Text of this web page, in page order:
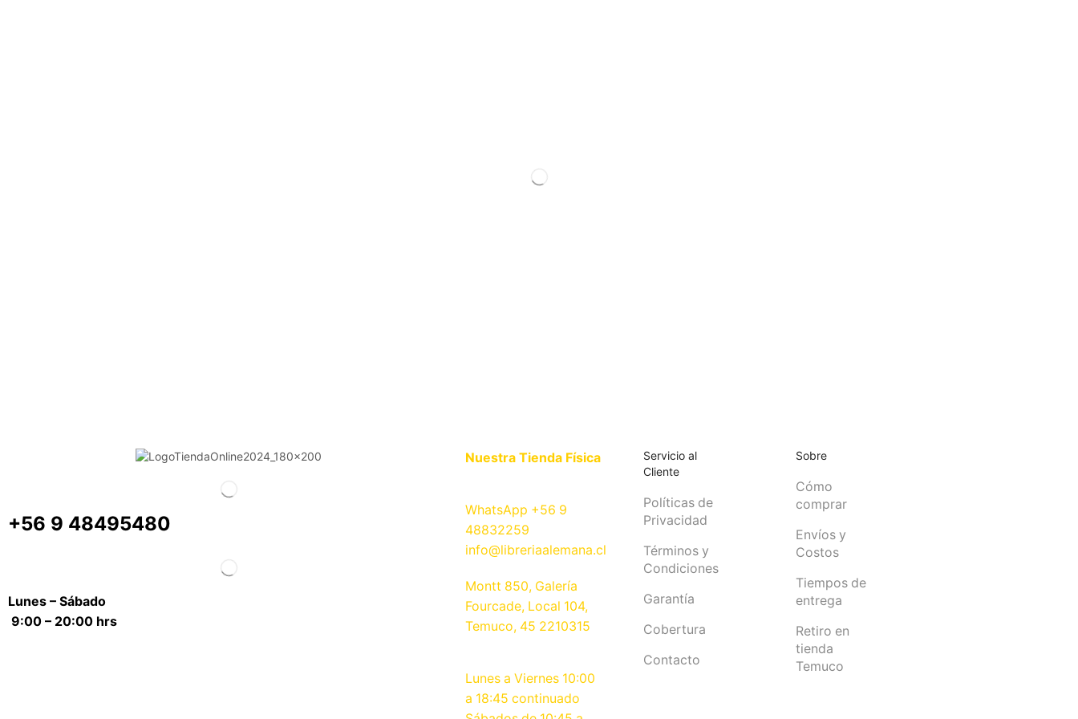
+56 9 48495480
Lunes – Sábado
9:00 – 20:00 hrs
Nuestra Tienda Física
WhatsApp +56 9
48832259
info@libreriaalemana.cl
Montt 850, Galería
Fourcade, Local 104,
Temuco, 45 2210315
Lunes a Viernes 10:00
a 18:45 continuado
Servicio al
Cliente
Políticas de
Privacidad
Términos y
Condiciones
Garantía
Cobertura
Contacto
Sobre
Cómo
comprar
Envíos y
Costos
Tiempos de
entrega
Retiro en
tienda
Temuco